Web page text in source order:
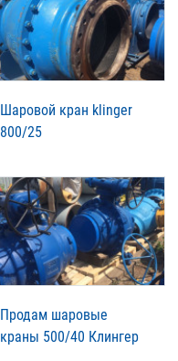
Шаровой кран klinger
800/25
Продам шаровые
краны 500/40 Клингер